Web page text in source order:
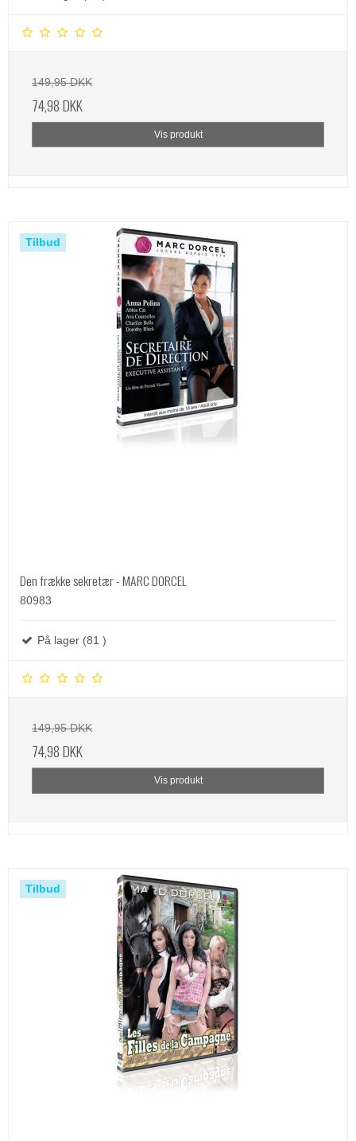
149,95 DKK
74,98 DKK
Vis produkt
Tilbud
Den frække sekretær - MARC DORCEL
80983
På lager (81 )
149,95 DKK
74,98 DKK
Vis produkt
Tilbud